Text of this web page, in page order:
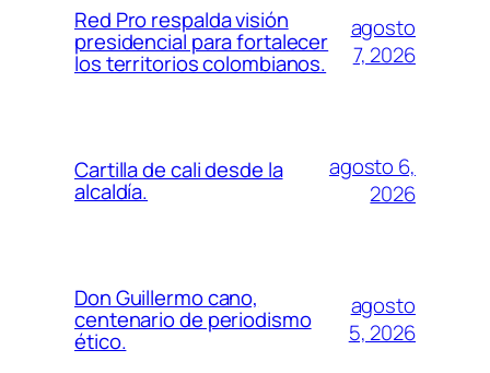
Red Pro respalda visión
presidencial para fortalecer
los territorios colombianos.
agosto
7, 2026
Cartilla de cali desde la
alcaldía.
agosto 6,
2026
Don Guillermo cano,
centenario de periodismo
ético.
agosto
5, 2026